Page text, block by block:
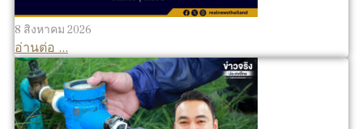
8 สิงหาคม 2026
อ่านต่อ ...